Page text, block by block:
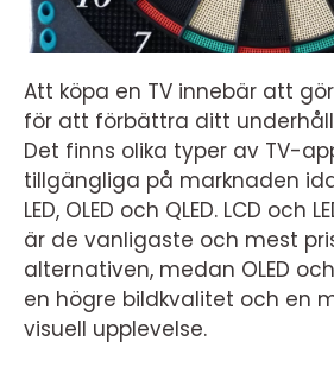
Att köpa en TV innebär att
för att förbättra ditt
Det finns olika typer av TV-
tillgängliga på marknaden
LED, OLED och QLED. LCD och
är de vanligaste och mest
alternativen, medan OLED
en högre bildkvalitet och en
visuell upplevelse.